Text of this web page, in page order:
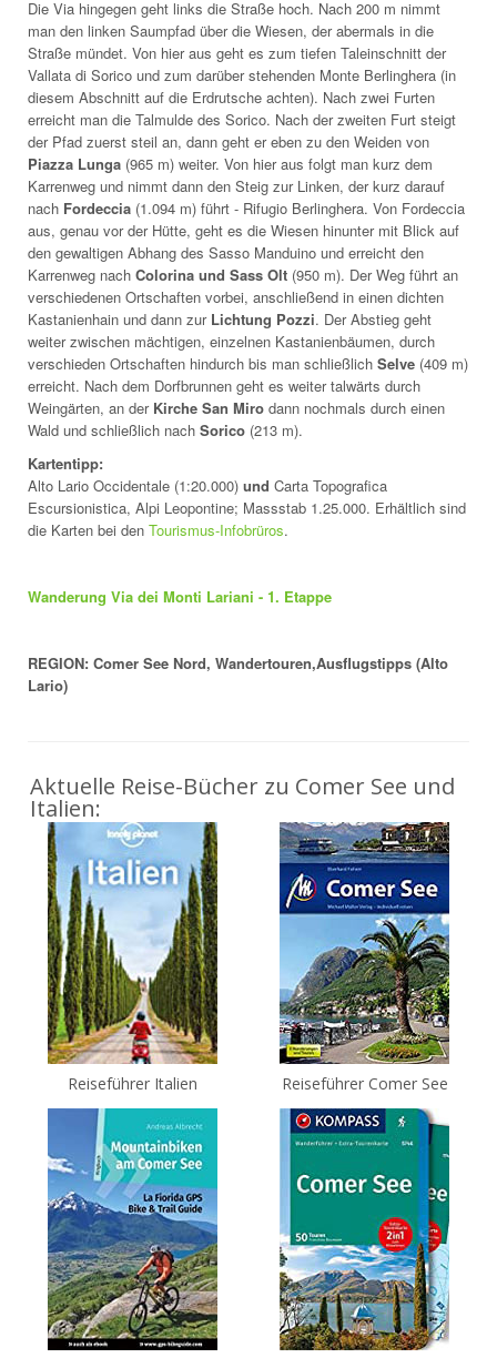
Die Via hingegen geht links die Straße hoch. Nach 200 m nimmt
man den linken Saumpfad über die Wiesen, der abermals in die
Straße mündet. Von hier aus geht es zum tiefen Taleinschnitt der
Vallata di Sorico und zum darüber stehenden Monte Berlinghera (in
diesem Abschnitt auf die Erdrutsche achten). Nach zwei Furten
erreicht man die Talmulde des Sorico. Nach der zweiten Furt steigt
der Pfad zuerst steil an, dann geht er eben zu den Weiden von
Piazza Lunga (965 m) weiter. Von hier aus folgt man kurz dem
Karrenweg und nimmt dann den Steig zur Linken, der kurz darauf
nach Fordeccia (1.094 m) führt - Rifugio Berlinghera. Von Fordeccia
aus, genau vor der Hütte, geht es die Wiesen hinunter mit Blick auf
den gewaltigen Abhang des Sasso Manduino und erreicht den
Karrenweg nach Colorina und Sass Olt (950 m). Der Weg führt an
verschiedenen Ortschaften vorbei, anschließend in einen dichten
Kastanienhain und dann zur Lichtung Pozzi. Der Abstieg geht
weiter zwischen mächtigen, einzelnen Kastanienbäumen, durch
verschieden Ortschaften hindurch bis man schließlich Selve (409 m)
erreicht. Nach dem Dorfbrunnen geht es weiter talwärts durch
Weingärten, an der Kirche San Miro dann nochmals durch einen
Wald und schließlich nach Sorico (213 m).
Kartentipp:
Alto Lario Occidentale (1:20.000) und Carta Topografica
Escursionistica, Alpi Leopontine; Massstab 1.25.000. Erhältlich sind
die Karten bei den Tourismus-Infobrüros.
Wanderung Via dei Monti Lariani - 1. Etappe
REGION: Comer See Nord, Wandertouren,Ausflugstipps (Alto
Lario)
Aktuelle Reise-Bücher zu Comer See und
Italien:
Reiseführer Italien Reiseführer Comer See